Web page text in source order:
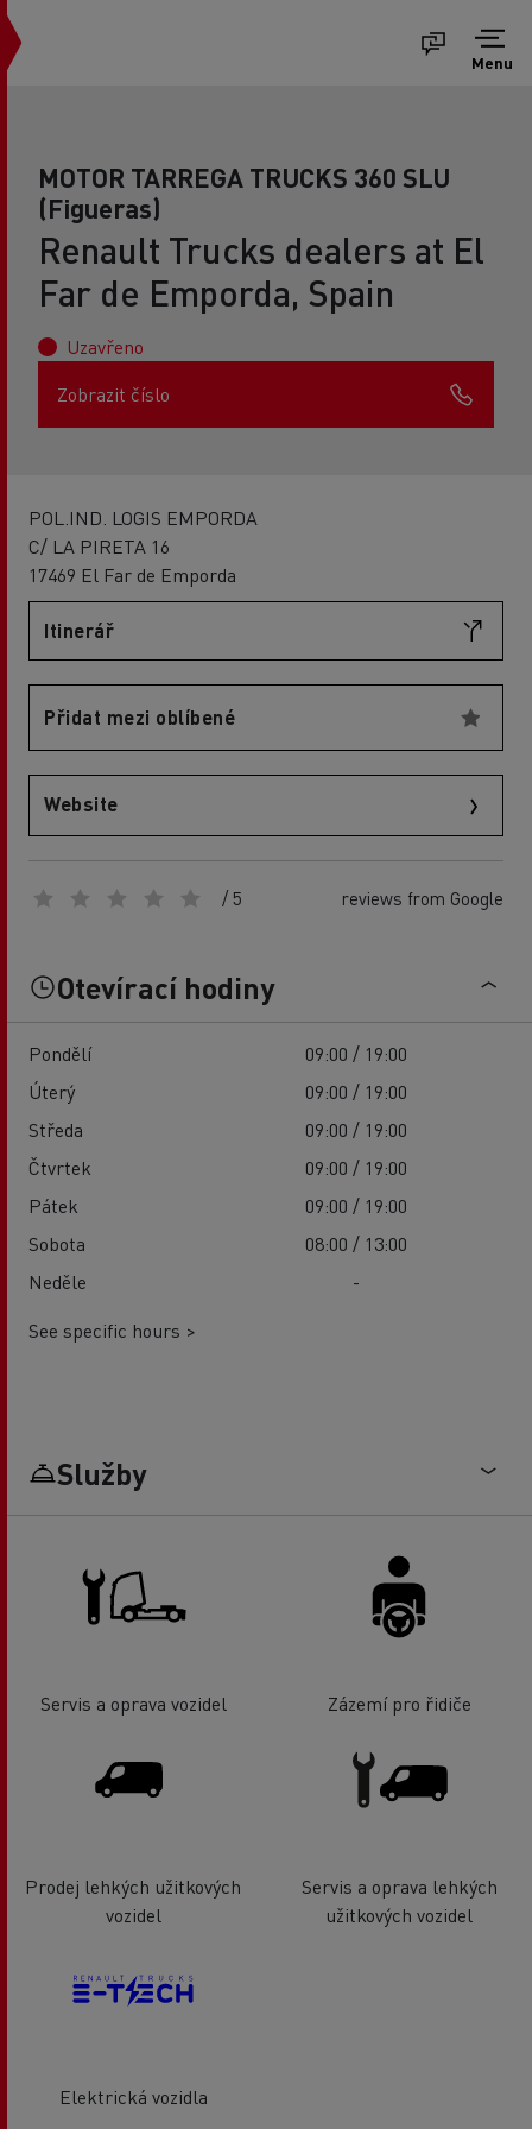
Menu
MOTOR TARREGA TRUCKS 360 SLU
(Figueras)
Renault Trucks dealers at El
Far de Emporda, Spain
Uzavřeno
Zobrazit číslo
POL.IND. LOGIS EMPORDA
C/ LA PIRETA 16
17469 El Far de Emporda
Itinerář
Přidat mezi oblíbené
Website
/ 5 reviews from Google
Otevírací hodiny
Pondělí
09:00 / 19:00
Úterý
09:00 / 19:00
Středa
09:00 / 19:00
Čtvrtek
09:00 / 19:00
Pátek
09:00 / 19:00
Sobota
08:00 / 13:00
Neděle
-
See specific hours >
Služby
Servis a oprava vozidel Zázemí pro řidiče
Prodej lehkých užitkových
vozidel
Servis a oprava lehkých
užitkových vozidel
Elektrická vozidla